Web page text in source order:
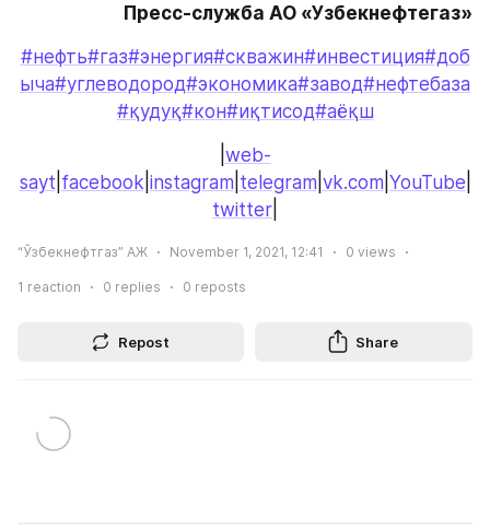
Пресс-служба АО «Узбекнефтегаз»
#нефть#газ#энергия#скважин#инвестиция#доб
ыча#углеводород#экономика#завод#нефтебаза
#қудуқ#кон#иқтисод#аёқш
web-
sayt facebook instagram telegram vk.com YouTube
twitter
“Ўзбекнефтгаз” АЖ November 1, 2021, 12:41 0 views
1 reaction 0 replies 0 reposts
Repost Share